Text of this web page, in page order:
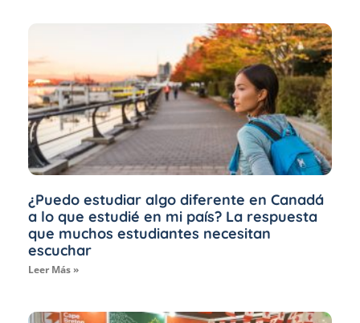
¿Puedo estudiar algo diferente en Canadá
a lo que estudié en mi país? La respuesta
que muchos estudiantes necesitan
escuchar
Leer Más »